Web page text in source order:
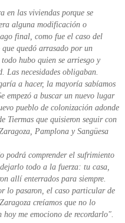
en las viviendas porque se
alguna modificación o
final, como fue el caso del
quedó arrasado por un
hubo quien se arriesgo y
Las necesidades obligaban.
a hacer, la mayoría sabíamos
empezó a buscar un nuevo lugar
pueblo de colonización adonde
Tiermas que quisieron seguir con
Pamplona y Sangüesa
podrá comprender el sufrimiento
todo a la fuerza: tu casa,
allí enterrados para siempre.
lo pasaron, el caso particular de
creíamos que no lo
me emociono de recordarlo".